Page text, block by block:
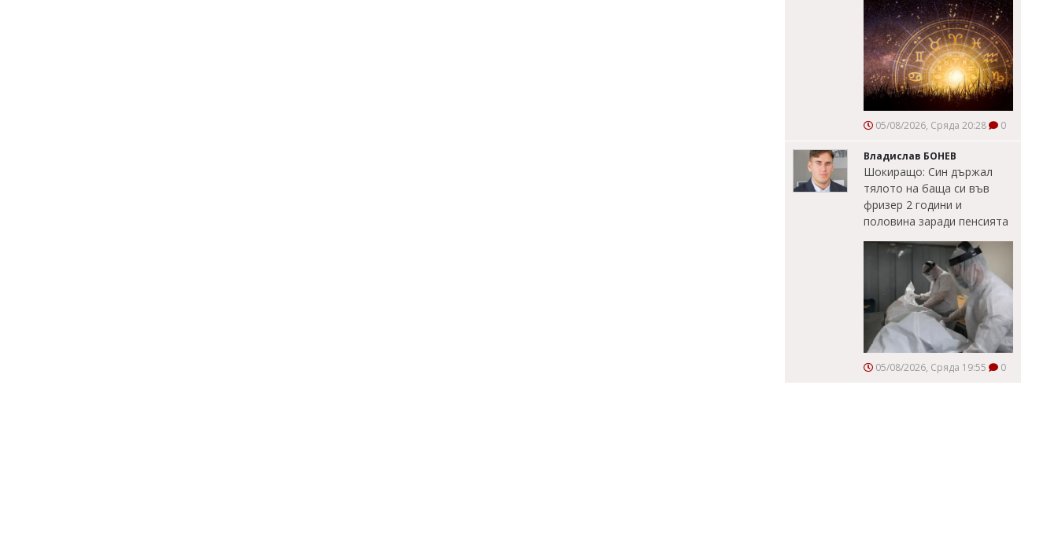
05/08/2026, Сряда 20:28 0
Владислав БОНЕВ
Шокиращо: Син държал
тялото на баща си във
фризер 2 години и
половина заради пенсията
05/08/2026, Сряда 19:55 0